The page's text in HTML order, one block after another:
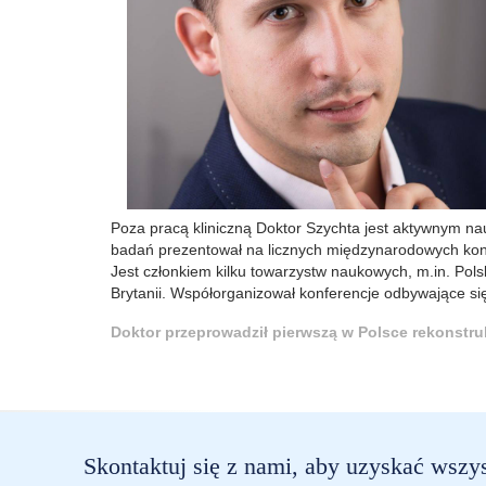
Poza pracą kliniczną Doktor Szychta jest aktywnym
badań prezentował na licznych międzynarodowych
Jest członkiem kilku towarzystw naukowych, m.in.
Brytanii. Współorganizował konferencje odbywające
Doktor przeprowadził pierwszą w Polsce
Skontaktuj się z nami, aby uzyskać